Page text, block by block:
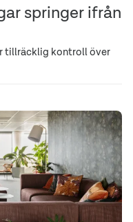
springer ifrån
tillräcklig kontroll över